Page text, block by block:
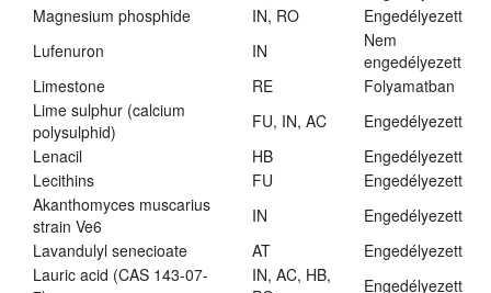
Magnesium phosphide
IN, RO
Engedélyezett
Lufenuron
IN
Nem
engedélyezett
Limestone
RE
Folyamatban
Lime sulphur (calcium
polysulphid)
FU, IN, AC
Engedélyezett
Lenacil
HB
Engedélyezett
Lecithins
FU
Engedélyezett
Akanthomyces muscarius
strain Ve6
IN
Engedélyezett
Lavandulyl senecioate
AT
Engedélyezett
Lauric acid (CAS 143-07-
IN, AC, HB,
Engedélyezett